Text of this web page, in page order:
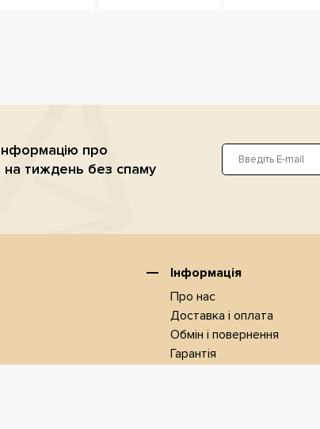
про
на тиждень без спаму
Інформація
Про нас
Доставка i оплата
Обмін і повернення
Гарантія